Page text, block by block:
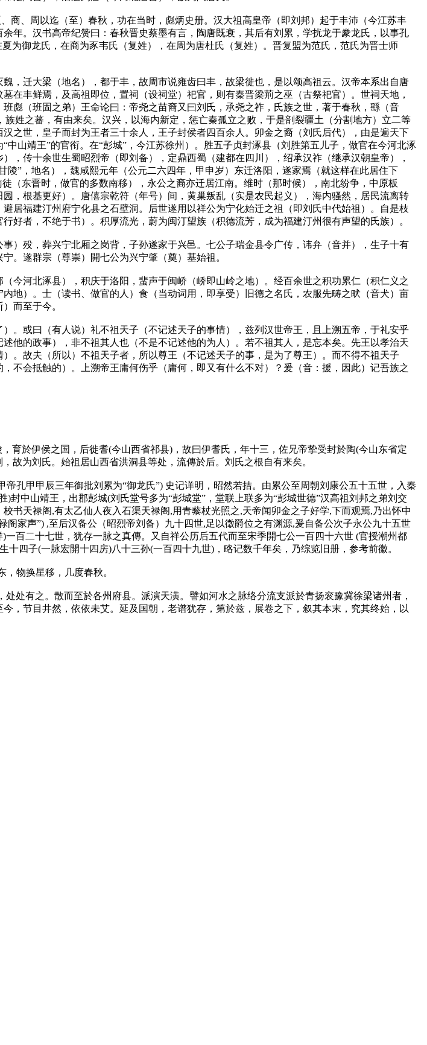
商、周以迄（至）春秋，功在当时，彪炳史册。汉大祖高皇帝（即刘邦）起于丰沛（今江苏丰
年。汉书高帝纪赞曰：春秋晋史蔡墨有言，陶唐既衰，其后有刘累，学扰龙于豢龙氏，以事孔
为御龙氏，在商为豕韦氏（复姓），在周为唐杜氏（复姓）。晋复盟为范氏，范氏为晋士师
，迁大梁（地名），都于丰，故周市说雍齿曰丰，故梁徙也，是以颂高祖云。汉帝本系出自唐
在丰鲜焉，及高祖即位，置祠（设祠堂）祀官，则有秦晋梁荊之巫（古祭祀官）。世祠天地，
彪（班固之弟）王命论曰：帝尧之苗裔又曰刘氏，承尧之祚，氏族之世，著于春秋，繇（音
姓之蕃，有由来矣。汉兴，以海内新定，惩亡秦孤立之败，于是剖裂疆土（分割地方）立二等
之世，皇子而封为王者三十余人，王子封侯者四百余人。卯金之裔（刘氏后代），由是遍天下
山靖王”的官衔。在“彭城”，今江苏徐州）。胜五子贞封涿县（刘胜第五儿子，做官在今河北涿
，传十余世生蜀昭烈帝（即刘备），定鼎西蜀（建都在四川），绍承汉祚（继承汉朝皇帝），
”，地名），魏咸熙元年（公元二六四年，甲申岁）东迁洛阳，遂家焉（就这样在此居住下
（东晋时，做官的多数南移），永公之裔亦迁居江南。维时（那时候），南北纷争，中原板
，根基更好）。唐僖宗乾符（年号）间，黄巢叛乱（实是农民起义），海内骚然，居民流离转
居福建汀州府宁化县之石壁洞。后世遂用以祥公为宁化始迁之祖（即刘氏中代始祖）。自是枝
者，不绝于书）。积厚流光，蔚为闽汀望族（积德流芳，成为福建汀州很有声望的氏族）。
）殁，葬兴宁北厢之岗背，子孙遂家于兴邑。七公子瑞金县令广传，讳弁（音并），生子十有
。遂群宗（尊崇）開七公为兴宁肇（奠）基始祖。
今河北涿县），积庆于洛阳，蜚声于闽峤（峤即山岭之地）。经百余世之积功累仁（积仁义之
地）。士（读书、做官的人）食（当动词用，即享受）旧德之名氏，农服先畴之畎（音犬）亩
而至于今。
。或曰（有人说）礼不祖天子（不记述天子的事情），兹列汉世帝王，且上溯五帝，于礼安乎
他的政事），非不祖其人也（不是不记述他的为人）。若不祖其人，是忘本矣。先王以孝治天
。故夫（所以）不祖天子者，所以尊王（不记述天子的事，是为了尊王）。而不得不祖天子
不会抵触的）。上溯帝王庸何伤乎（庸何，即又有什么不对）？爰（音：援，因此）记吾族之
育於伊侯之国，后徙耆(今山西省祁县)，故曰伊耆氏，年十三，佐兄帝挚受封於陶(今山东省定
故为刘氏。始祖居山西省洪洞县等处，流傳於后。刘氏之根自有来矣。
孔甲甲辰三年御批刘累为“御龙氏”) 史记详明，昭然若拮。由累公至周朝刘康公五十五世，入秦
中山靖王，出郡彭城(刘氏堂号多为“彭城堂”，堂联上联多为“彭城世德”汉高祖刘邦之弟刘交
书天禄阁,有太乙仙人夜入石渠天禄阁,用青藜杖光照之,天帝闻卯金之子好学,下而观焉,乃出怀中
家声”) ,至后汉备公（昭烈帝刘备）九十四世,足以徵爵位之有渊源,爰自备公次子永公九十五世
百二十七世，犹存一脉之真傳。又自祥公历后五代而至宋季開七公一百四十六世 (官授潮州都
四子(一脉宏開十四房)八十三孙(一百四十九世)，略记数千年矣，乃综览旧册，参考前徽。
物换星移，几度春秋。
处有之。散而至於各州府县。派演天潢。譬如河水之脉络分流支派於青扬衮豫冀徐梁诸州者，
，节目井然，依依未艾。延及国朝，老谱犹存，第於兹，展卷之下，叙其本末，究其终始，以